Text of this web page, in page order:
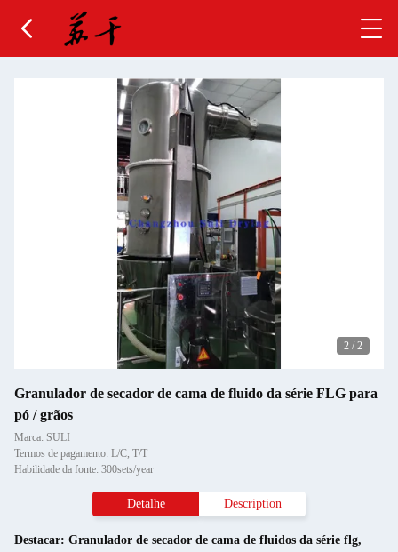
2 / 2
Granulador de secador de cama de fluido da série FLG para
pó / grãos
Marca: SULI
Termos de pagamento: L/C, T/T
Habilidade da fonte: 300sets/year
Detalhe Description
Destacar: Granulador de secador de cama de fluidos da série flg,